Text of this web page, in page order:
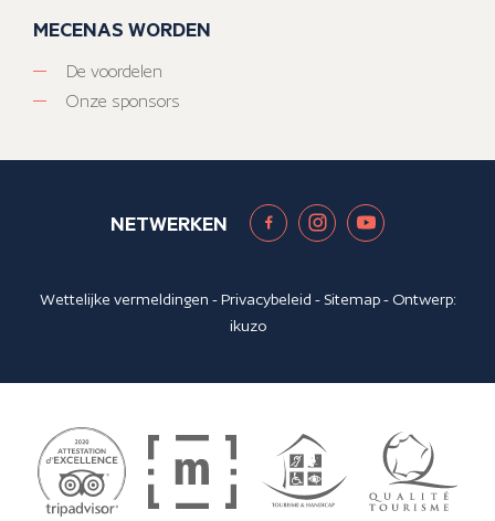
MECENAS WORDEN
De voordelen
Onze sponsors
NETWERKEN
Wettelijke vermeldingen -Privacybeleid - Sitemap- Ontwerp:
ikuzo